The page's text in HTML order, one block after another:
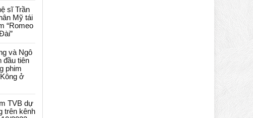
sĩ Trần
Mỹ tái
“Romeo
và Ngô
đầu tiên
phim
ở
TVB dự
trên kênh